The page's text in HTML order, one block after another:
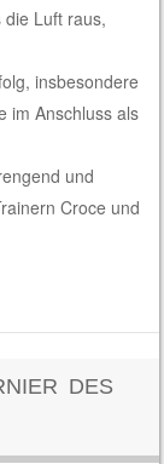
Luft raus,
insbesondere
im Anschluss als
und
Croce und
DES T